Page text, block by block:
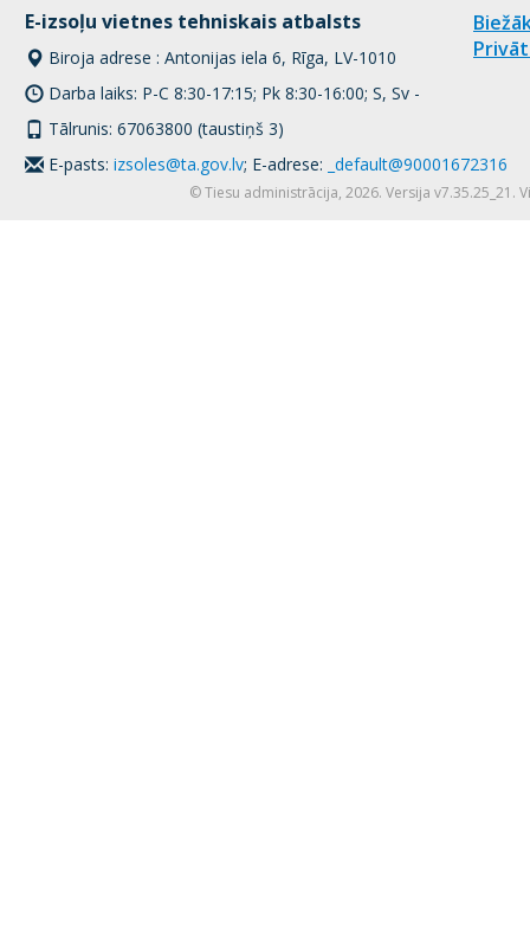
E-izsoļu vietnes tehniskais atbalsts
Biroja adrese : Antonijas iela 6, Rīga, LV-1010
Darba laiks: P-C 8:30-17:15; Pk 8:30-16:00; S, Sv -
Tālrunis: 67063800 (taustiņš 3)
E-pasts: izsoles@ta.gov.lv; E-adrese: _default@90001672316
© Tiesu administrācija, 2026. Versija